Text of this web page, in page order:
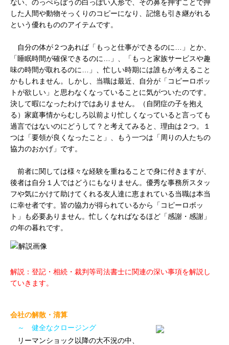
ない、のっぺらぼうの白っぽい人形で、その鼻を押すことで押
した人間や動物そっくりのコピーになり、記憶も引き継がれる
という優れもののアイテムです。
自分の体が２つあれば「もっと仕事ができるのに…」とか、
「睡眠時間が確保できるのに…」、「もっと家族サービスや趣
味の時間が取れるのに…」、忙しい時期には誰もが考えること
かもしれません。しかし、当職は最近、自分が「コピーロボッ
トが欲しい」と思わなくなっていることに気がついたのです。
決して暇になったわけではありません。（自閉症の子を抱え
る）家庭事情からむしろ以前より忙しくなっていると言っても
過言ではないのにどうして？と考えてみると、理由は２つ。１
つは「要領が良くなったこと」、もう一つは「周りの人たちの
協力のおかげ」です。
前者に関しては様々な経験を重ねることで身に付きますが、
後者は自分１人ではどうにもなりません。優秀な事務所スタッ
フや気にかけて助けてくれる友人達に恵まれている当職は本当
に幸せ者です。皆の協力が得られているから「コピーロボッ
ト」も必要ありません。忙しくなればなるほど「感謝・感謝」
の年の暮れです。
解説：登記・相続・裁判等司法書士に関連の深い事項を解説し
ていきます。
会社の解散・清算
～ 健全なクロージング
リーマンショック以降の大不況の中、